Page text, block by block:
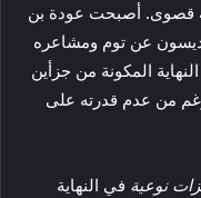
قصوى. أصبحت عودة بن
أديسون عن توم ومشاعره
المكونة من جزأين
من عدم قدرته على
نوعية في النهاية